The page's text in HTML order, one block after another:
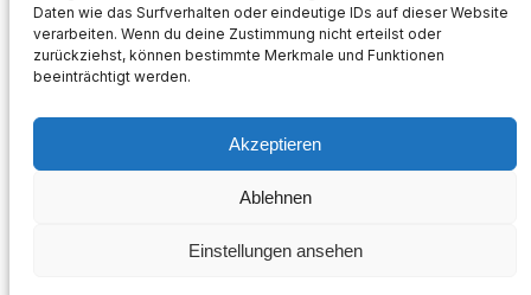
Daten wie das Surfverhalten oder eindeutige IDs auf dieser Website
verarbeiten. Wenn du deine Zustimmung nicht erteilst oder
zurückziehst, können bestimmte Merkmale und Funktionen
beeinträchtigt werden.
Akzeptieren
Ablehnen
Einstellungen ansehen
2025Fahrrad-Shuttle.at
YouTube